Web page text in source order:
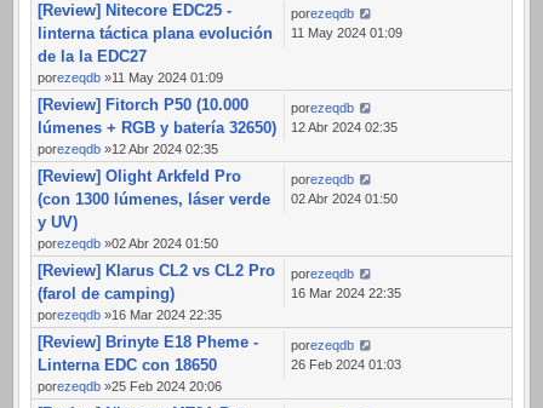
[Review] Nitecore EDC25 -
linterna táctica plana evolución
de la la EDC27
porezeqdb »11 May 2024 01:09
porezeqdb
11 May 2024 01:09
[Review] Fitorch P50 (10.000
lúmenes + RGB y batería 32650)
porezeqdb »12 Abr 2024 02:35
porezeqdb
12 Abr 2024 02:35
[Review] Olight Arkfeld Pro
(con 1300 lúmenes, láser verde
y UV)
porezeqdb »02 Abr 2024 01:50
porezeqdb
02 Abr 2024 01:50
[Review] Klarus CL2 vs CL2 Pro
(farol de camping)
porezeqdb »16 Mar 2024 22:35
porezeqdb
16 Mar 2024 22:35
[Review] Brinyte E18 Pheme -
Linterna EDC con 18650
porezeqdb »25 Feb 2024 20:06
porezeqdb
26 Feb 2024 01:03